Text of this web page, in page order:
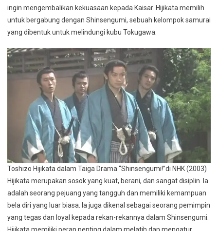
ingin mengembalikan kekuasaan kepada Kaisar. Hijikata memilih
untuk bergabung dengan Shinsengumi, sebuah kelompok samurai
yang dibentuk untuk melindungi kubu Tokugawa.
Toshizo Hijikata dalam Taiga Drama “Shinsengumi!”di NHK (2003)
Hijikata merupakan sosok yang kuat, berani, dan sangat disiplin. Ia
adalah seorang pejuang yang tangguh dan memiliki kemampuan
bela diri yang luar biasa. Ia juga dikenal sebagai seorang pemimpin
yang tegas dan loyal kepada rekan-rekannya dalam Shinsengumi.
Hijikata memiliki peran penting dalam melatih dan mengatur